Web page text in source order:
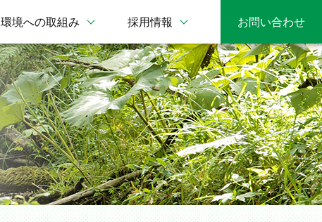
環境への取組み 採用情報 お問い合わせ